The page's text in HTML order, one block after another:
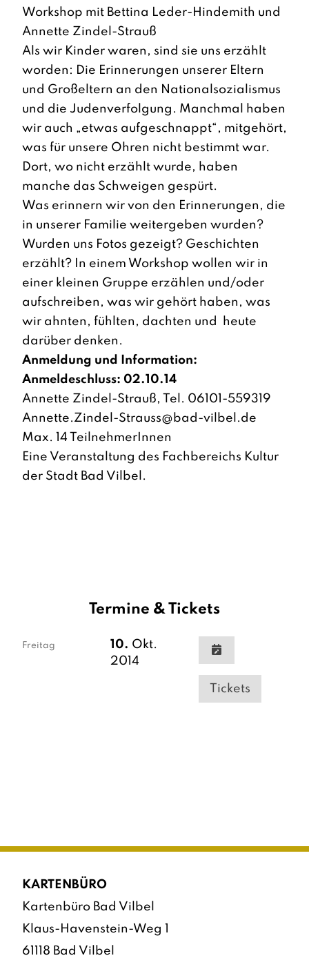
Workshop mit Bettina Leder-Hindemith und
Annette Zindel-Strauß
Als wir Kinder waren, sind sie uns erzählt
worden: Die Erinnerungen unserer Eltern
und Großeltern an den Nationalsozialismus
und die Judenverfolgung. Manchmal haben
wir auch „etwas aufgeschnappt“, mitgehört,
was für unsere Ohren nicht bestimmt war.
Dort, wo nicht erzählt wurde, haben
manche das Schweigen gespürt.
Was erinnern wir von den Erinnerungen, die
in unserer Familie weitergeben wurden?
Wurden uns Fotos gezeigt? Geschichten
erzählt? In einem Workshop wollen wir in
einer kleinen Gruppe erzählen und/oder
aufschreiben, was wir gehört haben, was
wir ahnten, fühlten, dachten und heute
darüber denken.
Anmeldung und Information:
Anmeldeschluss: 02.10.14
Annette Zindel-Strauß, Tel. 06101-559319
Annette.Zindel-Strauss@bad-vilbel.de
Max. 14 TeilnehmerInnen
Eine Veranstaltung des Fachbereichs Kultur
der Stadt Bad Vilbel.
Termine & Tickets
Freitag 10. Okt.
2014
Tickets
KARTENBÜRO
Kartenbüro Bad Vilbel
Klaus-Havenstein-Weg 1
61118 Bad Vilbel